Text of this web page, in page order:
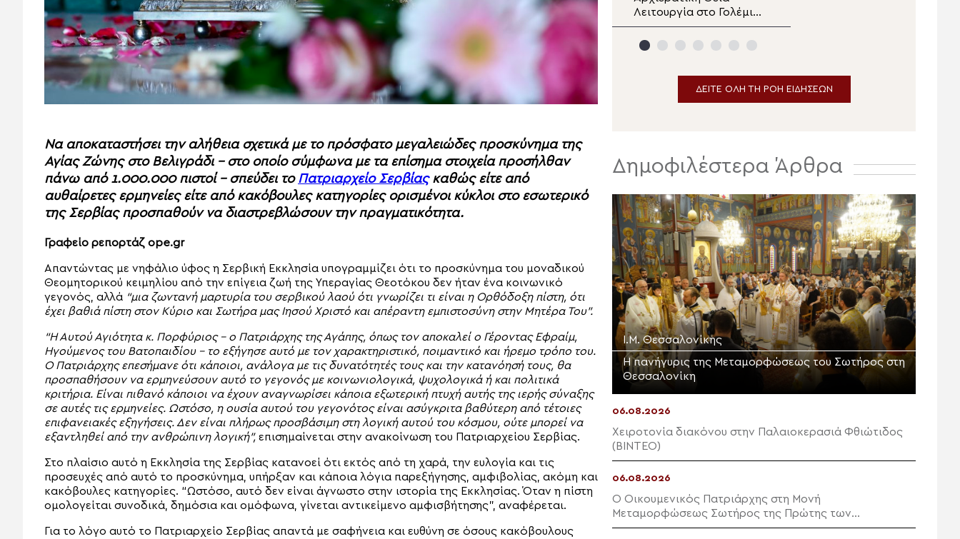
Να αποκαταστήσει την αλήθεια σχετικά με το πρόσφατο μεγαλειώδες προσκύνημα της
Αγίας Ζώνης στο Βελιγράδι – στο οποίο σύμφωνα με τα επίσημα στοιχεία προσήλθαν
πάνω από 1.000.000 πιστοί – σπεύδει το Πατριαρχείο Σερβίαςκαθώς είτε από
αυθαίρετες ερμηνείες είτε από κακόβουλες κατηγορίες ορισμένοι κύκλοι στο εσωτερικό
της Σερβίας προσπαθούν να διαστρεβλώσουν την πραγματικότητα.
Γραφείο ρεπορτάζ ope.gr
Απαντώντας με νηφάλιο ύφος η Σερβική Εκκλησία υπογραμμίζει ότι το προσκύνημα του μοναδικού
Θεομητορικού κειμηλίου από την επίγεια ζωή της Υπεραγίας Θεοτόκου δεν ήταν ένα κοινωνικό
γεγονός, αλλά “μια ζωντανή μαρτυρία του σερβικού λαού ότι γνωρίζει τι είναι η Ορθόδοξη πίστη, ότι
έχει βαθιά πίστη στον Κύριο και Σωτήρα μας Ιησού Χριστό και απέραντη εμπιστοσύνη στην Μητέρα Του”.
“Η Αυτού Αγιότητα κ. Πορφύριος – ο Πατριάρχης της Αγάπης, όπως τον αποκαλεί ο Γέροντας Εφραίμ,
Ηγούμενος του Βατοπαιδίου – το εξήγησε αυτό με τον χαρακτηριστικό, ποιμαντικό και ήρεμο τρόπο του.
Ο Πατριάρχης επεσήμανε ότι κάποιοι, ανάλογα με τις δυνατότητές τους και την κατανόησή τους, θα
προσπαθήσουν να ερμηνεύσουν αυτό το γεγονός με κοινωνιολογικά, ψυχολογικά ή και πολιτικά
κριτήρια. Είναι πιθανό κάποιοι να έχουν αναγνωρίσει κάποια εξωτερική πτυχή αυτής της ιερής σύναξης
σε αυτές τις ερμηνείες. Ωστόσο, η ουσία αυτού του γεγονότος είναι ασύγκριτα βαθύτερη από τέτοιες
επιφανειακές εξηγήσεις. Δεν είναι πλήρως προσβάσιμη στη λογική αυτού του κόσμου, ούτε μπορεί να
εξαντληθεί από την ανθρώπινη λογική”, επισημαίνεται στην ανακοίνωση του Πατριαρχείου Σερβίας.
Στο πλαίσιο αυτό η Εκκλησία της Σερβίας κατανοεί ότι εκτός από τη χαρά, την ευλογία και τις
προσευχές από αυτό το προσκύνημα, υπήρξαν και κάποια λόγια παρεξήγησης, αμφιβολίας, ακόμη και
κακόβουλες κατηγορίες. “Ωστόσο, αυτό δεν είναι άγνωστο στην ιστορία της Εκκλησίας. Όταν η πίστη
ομολογείται συνοδικά, δημόσια και ομόφωνα, γίνεται αντικείμενο αμφισβήτησης”, αναφέρεται.
Για το λόγο αυτό το Πατριαρχείο Σερβίας απαντά με σαφήνεια και ευθύνη σε όσους κακόβουλους
Γεωργίας στο Ισραήλ
στον Πατριάρχη
Ιεροσολύμων
Λειτουργία στο Γολέμι
της ορεινής Ναυπακτίας
ΔΕΙΤΕ ΟΛΗ ΤΗ ΡΟΗ ΕΙΔΗΣΕΩΝ
Δημοφιλέστερα Άρθρα
Ι.Μ. Θεσσαλονίκης
Η πανήγυρις της Μεταμορφώσεως του Σωτήρος στη
Θεσσαλονίκη
06.08.2026
Χειροτονία διακόνου στην Παλαιοκερασιά Φθιώτιδος
(ΒΙΝΤΕΟ)
06.08.2026
Ο Οικουμενικός Πατριάρχης στη Μονή
Μεταμορφώσεως Σωτήρος της Πρώτης των
Πριγκηποννήσων